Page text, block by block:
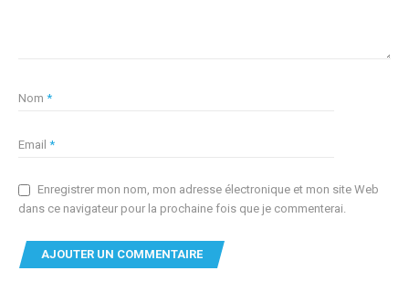
Nom *
Email *
Enregistrer mon nom, mon adresse électronique et mon site Web
dans ce navigateur pour la prochaine fois que je commenterai.